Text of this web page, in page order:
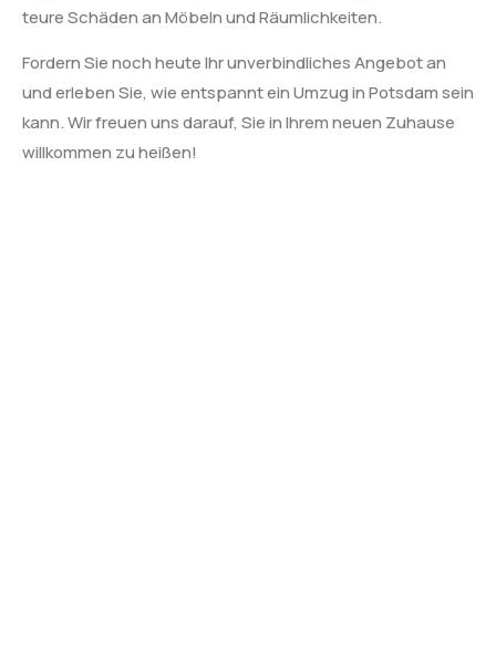
teure Schäden an Möbeln und Räumlichkeiten.
Fordern Sie noch heute Ihr unverbindliches Angebot an
und erleben Sie, wie entspannt ein Umzug in Potsdam sein
kann. Wir freuen uns darauf, Sie in Ihrem neuen Zuhause
willkommen zu heißen!